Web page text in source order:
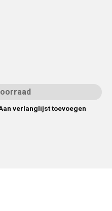
verlanglijst toevoegen